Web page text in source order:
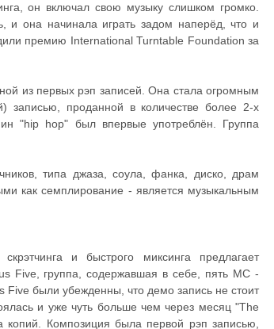
он включал свою музыку слишком громко.
и она начинала играть задом наперёд, что и
премию International Turntable Foundation за
из первых рэп записей. Она стала огромным
проданной в количестве более 2-х
"hip hop" был впервые употреблён. Группа
типа джаза, соула, фанка, диско, драм
как семплирование - является музыкальным
и быстрого миксинга предлагает
Five, группа, содержавшая в себе, пять MC -
были убежденны, что демо запись не стоит
и уже чуть больше чем через месяц "The
Композиция была первой рэп записью,